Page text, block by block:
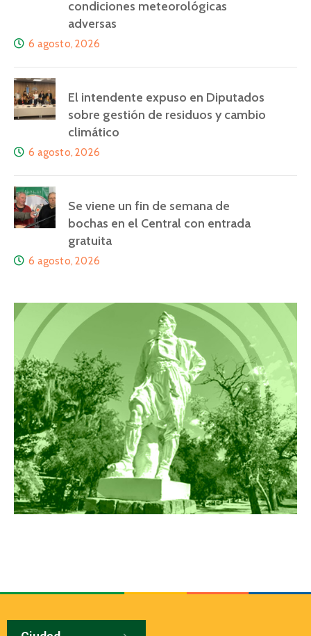
condiciones meteorológicas
adversas
6 agosto, 2026
El intendente expuso en Diputados
sobre gestión de residuos y cambio
climático
6 agosto, 2026
Se viene un fin de semana de
bochas en el Central con entrada
gratuita
6 agosto, 2026